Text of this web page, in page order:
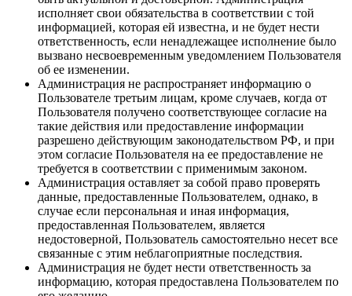
исполняет свои обязательства в соответствии с той
информацией, которая ей известна, и не будет нести
ответственность, если ненадлежащее исполнение было
вызвано несвоевременным уведомлением Пользователя
об ее изменении.
Администрация не распространяет информацию о
Пользователе третьим лицам, кроме случаев, когда от
Пользователя получено соответствующее согласие на
такие действия или предоставление информации
разрешено действующим законодательством РФ, и при
этом согласие Пользователя на ее предоставление не
требуется в соответствии с применимым законом.
Администрация оставляет за собой право проверять
данные, предоставленные Пользователем, однако, в
случае если персональная и иная информация,
предоставленная Пользователем, является
недостоверной, Пользователь самостоятельно несет все
связанные с этим неблагоприятные последствия.
Администрация не будет нести ответственность за
информацию, которая предоставлена Пользователем по